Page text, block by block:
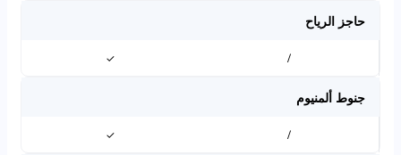
حاجز الرياح
/
✓
جنوط ألمنيوم
/
✓